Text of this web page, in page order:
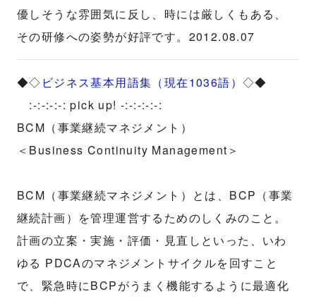
優しそうな雰囲気に反し、時には厳しくもある、
その研修への姿勢が好評です。2012.08.07
◆◇ ビジネス基本用語集（現在1036語）◇◆
:-:-:-:-: pick up! -:-:-:-:-:
BCM（事業継続マネジメント）
＜Business Continuity Management＞
BCM（事業継続マネジメント）とは、BCP（事業
継続計画）を管理運営するためのしくみのこと。
計画の立案・実施・評価・見直しといった、いわ
ゆる PDCAのマネジメントサイクルを回すこと
で、緊急時にBCPがうまく機能するように最適化